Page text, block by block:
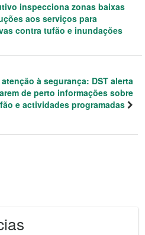
inspecciona zonas baixas
aos serviços para
contra tufão e inundações
atenção à segurança: DST alerta
de perto informações sobre
e actividades programadas